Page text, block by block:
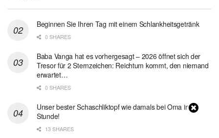
Beginnen Sie Ihren Tag mit einem Schlankheitsgetränk
0 SHARES
Baba Vanga hat es vorhergesagt – 2026 öffnet sich der
Tresor für 2 Sternzeichen: Reichtum kommt, den niemand
erwartet…
0 SHARES
Unser bester Schaschliktopf wie damals bei Oma in 1
Stunde!
13 SHARES